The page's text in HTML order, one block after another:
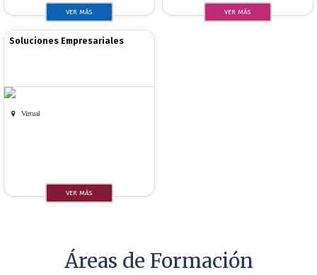
VER MÁS VER MÁS
Soluciones Empresariales
Virtual
VER MÁS
Áreas de Formación